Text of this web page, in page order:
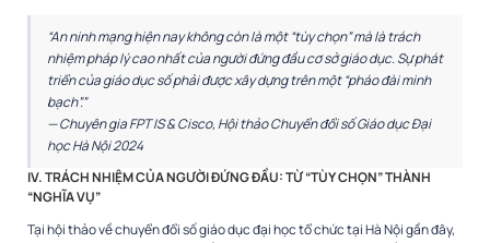
“An ninh mạng hiện nay không còn là một “tùy chọn” mà là trách
nhiệm pháp lý cao nhất của người đứng đầu cơ sở giáo dục. Sự phát
triển của giáo dục số phải được xây dựng trên một “pháo đài minh
bạch”.”
— Chuyên gia FPT IS & Cisco, Hội thảo Chuyển đổi số Giáo dục Đại
học Hà Nội 2024
IV. TRÁCH NHIỆM CỦA NGƯỜI ĐỨNG ĐẦU: TỪ “TÙY CHỌN” THÀNH
“NGHĨA VỤ”
Tại hội thảo về chuyển đổi số giáo dục đại học tổ chức tại Hà Nội gần đây,